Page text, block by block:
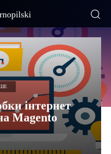
інтернет
Magento